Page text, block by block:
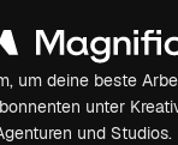
um deine beste
unter
und Studios.